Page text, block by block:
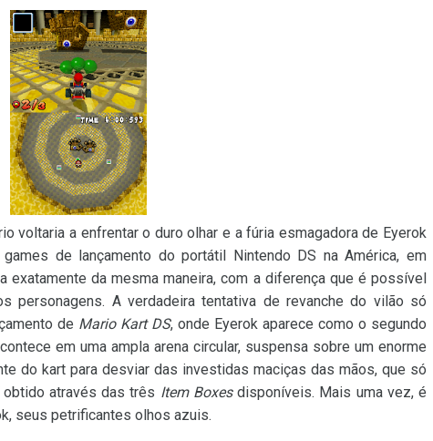
voltaria a enfrentar o duro olhar e a fúria esmagadora de Eyerok
de lançamento do portátil Nintendo DS na América, em
exatamente da mesma maneira, com a diferença que é possível
personagens. A verdadeira tentativa de revanche do vilão só
de Mario Kart DS, onde Eyerok aparece como o segundo
em uma ampla arena circular, suspensa sobre um enorme
do kart para desviar das investidas maciças das mãos, que só
através das três Item Boxesdisponíveis. Mais uma vez, é
seus petrificantes olhos azuis.